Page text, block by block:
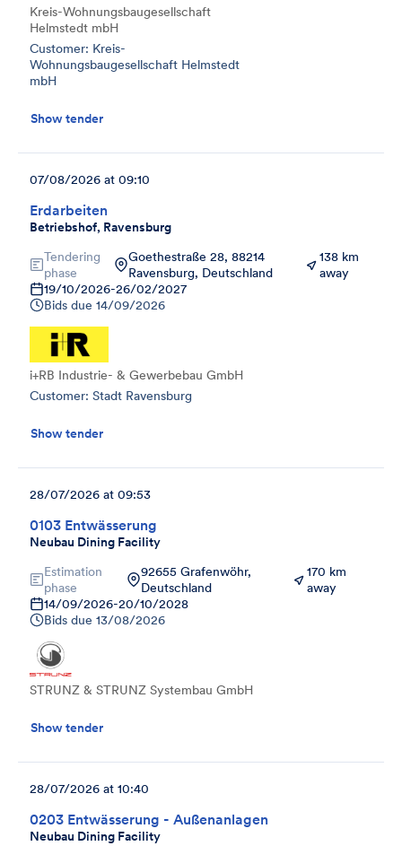
Kreis-Wohnungsbaugesellschaft
Helmstedt mbH
Customer: Kreis-
Wohnungsbaugesellschaft Helmstedt
mbH
Show tender
Erdarbeiten
Betriebshof, Ravensburg
07/08/2026 at 09:10
Tendering
phase
Goethestraße 28, 88214
Ravensburg, Deutschland
138 km
away
19/10/2026-26/02/2027
Bids due 14/09/2026
i+RB Industrie- & Gewerbebau GmbH
Customer: Stadt Ravensburg
Show tender
0103 Entwässerung
Neubau Dining Facility
28/07/2026 at 09:53
Estimation
phase
92655 Grafenwöhr,
Deutschland
170 km
away
14/09/2026-20/10/2028
Bids due 13/08/2026
STRUNZ & STRUNZ Systembau GmbH
Show tender
0203 Entwässerung - Außenanlagen
Neubau Dining Facility
28/07/2026 at 10:40